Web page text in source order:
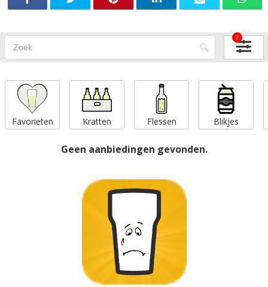
2
Favorieten Kratten Flessen Blikjes
Geen aanbiedingen gevonden.